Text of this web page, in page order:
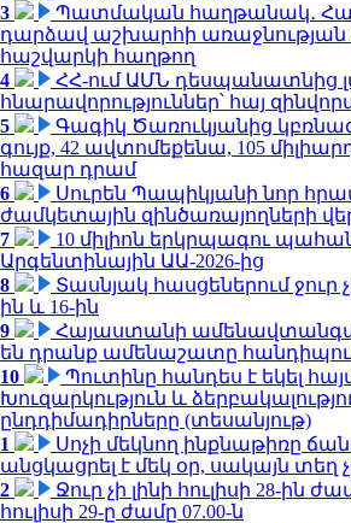
3
Պատմական հաղթանակ․
դարձավ աշխարհի առաջնության
հաշվարկի հաղթող
4
ՀՀ-ում ԱՄՆ դեսպանատնից
հնարավորություններ՝ հայ
5
Գագիկ Ծառուկյանից
գույք, 42 ավտոմեքենա, 105 միլիարդ
հազար դրամ
6
Սուրեն Պապիկյանի նոր
ժամկետային զինծառայողների
7
10 միլիոն երկրպագու
Արգենտինային ԱԱ-2026-ից
8
Տասնյակ հասցեներում ջուր չի
ին և 16-ին
9
Հայաստանի
են դրանք ամենաշատը
10
Պուտինը հանդես է եկել
Խուզարկություն և
ընդդիմադիրները (տեսանյութ)
1
Սոչի մեկնող ինքնաթիռը
անցկացրել է մեկ օր, սակայն տեղ
2
Ջուր չի լինի հուլիսի 28-ին
հուլիսի 29-ը ժամը 07.00-ն